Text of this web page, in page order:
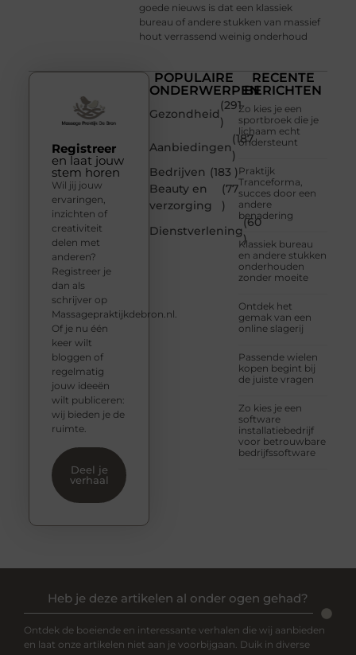
goede nieuws is dat een klassiek
bureau of andere stukken van massief
hout verrassend weinig onderhoud
POPULAIRE
ONDERWERPEN
Gezondheid
(291
)
Aanbiedingen
(187
)
Bedrijven (183 )
Beauty en
verzorging
(77
)
Dienstverlening
(60
)
RECENTE
BERICHTEN
Zo kies je een
sportbroek die je
lichaam echt
ondersteunt
Praktijk
Tranceforma,
succes door een
andere
benadering
Klassiek bureau
en andere stukken
onderhouden
zonder moeite
Ontdek het
gemak van een
online slagerij
Passende wielen
kopen begint bij
de juiste vragen
Zo kies je een
software
installatiebedrijf
voor betrouwbare
bedrijfssoftware
Registreer
en laat jouw
stem horen
Wil jij jouw
ervaringen,
inzichten of
creativiteit
delen met
anderen?
Registreer je
dan als
schrijver op
Massagepraktijkdebron.nl.
Of je nu één
keer wilt
bloggen of
regelmatig
jouw ideeën
wilt publiceren:
wij bieden je de
ruimte.
Deel je
verhaal
Heb je deze artikelen al onder ogen gehad?
Ontdek de boeiende en interessante verhalen die wij aanbieden
en laat onze artikelen niet aan je voorbijgaan. Duik in diverse